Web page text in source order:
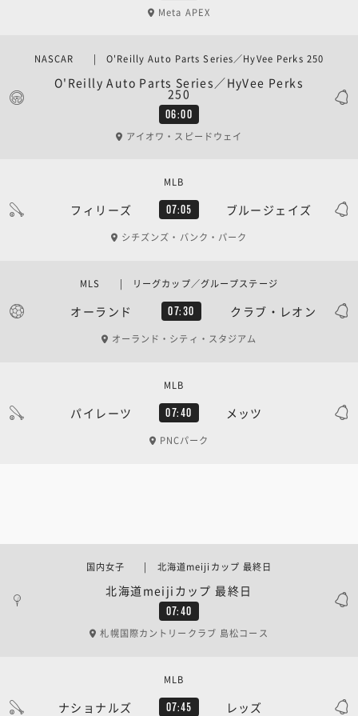
Meta APEX
06:00
O'Reilly Auto Parts Series／HyVee Perks
250
NASCAR | O'Reilly Auto Parts Series／HyVee Perks 250
アイオワ・スピードウェイ
フィリーズ 07:05 ブルージェイズ
MLB
シチズンズ・バンク・パーク
オーランド 07:30 クラブ・レオン
MLS | リーグカップ／グループステージ
オーランド・シティ・スタジアム
パイレーツ 07:40 メッツ
MLB
PNCパーク
07:40
北海道meijiカップ 最終日
国内女子 | 北海道meijiカップ 最終日
札幌国際カントリークラブ 島松コース
ナショナルズ 07:45 レッズ
MLB